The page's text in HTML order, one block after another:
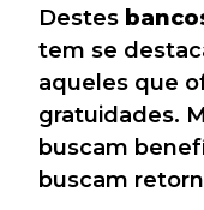
Destes
tem se
aqueles que
gratuidades.
buscam
buscam